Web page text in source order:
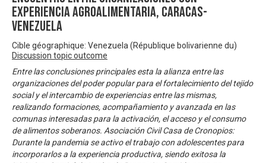
experiencia agroalimentaria, Caracas-
Venezuela
Cible géographique: Venezuela (République bolivarienne du)
Discussion topic outcome
Entre las conclusiones principales esta la alianza entre las
organizaciones del poder popular para el fortalecimiento del tejido
social y el intercambio de experiencias entre las mismas,
realizando formaciones, acompañamiento y avanzada en las
comunas interesadas para la activación, el acceso y el consumo
de alimentos soberanos. Asociación Civil Casa de Cronopios:
Durante la pandemia se activo el trabajo con adolescentes para
incorporarlos a la experiencia productiva, siendo exitosa la